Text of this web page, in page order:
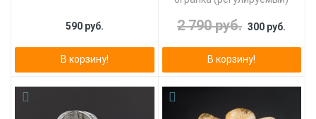
590 руб.
В корзину!
2 790 руб. 300 руб.
В корзину!